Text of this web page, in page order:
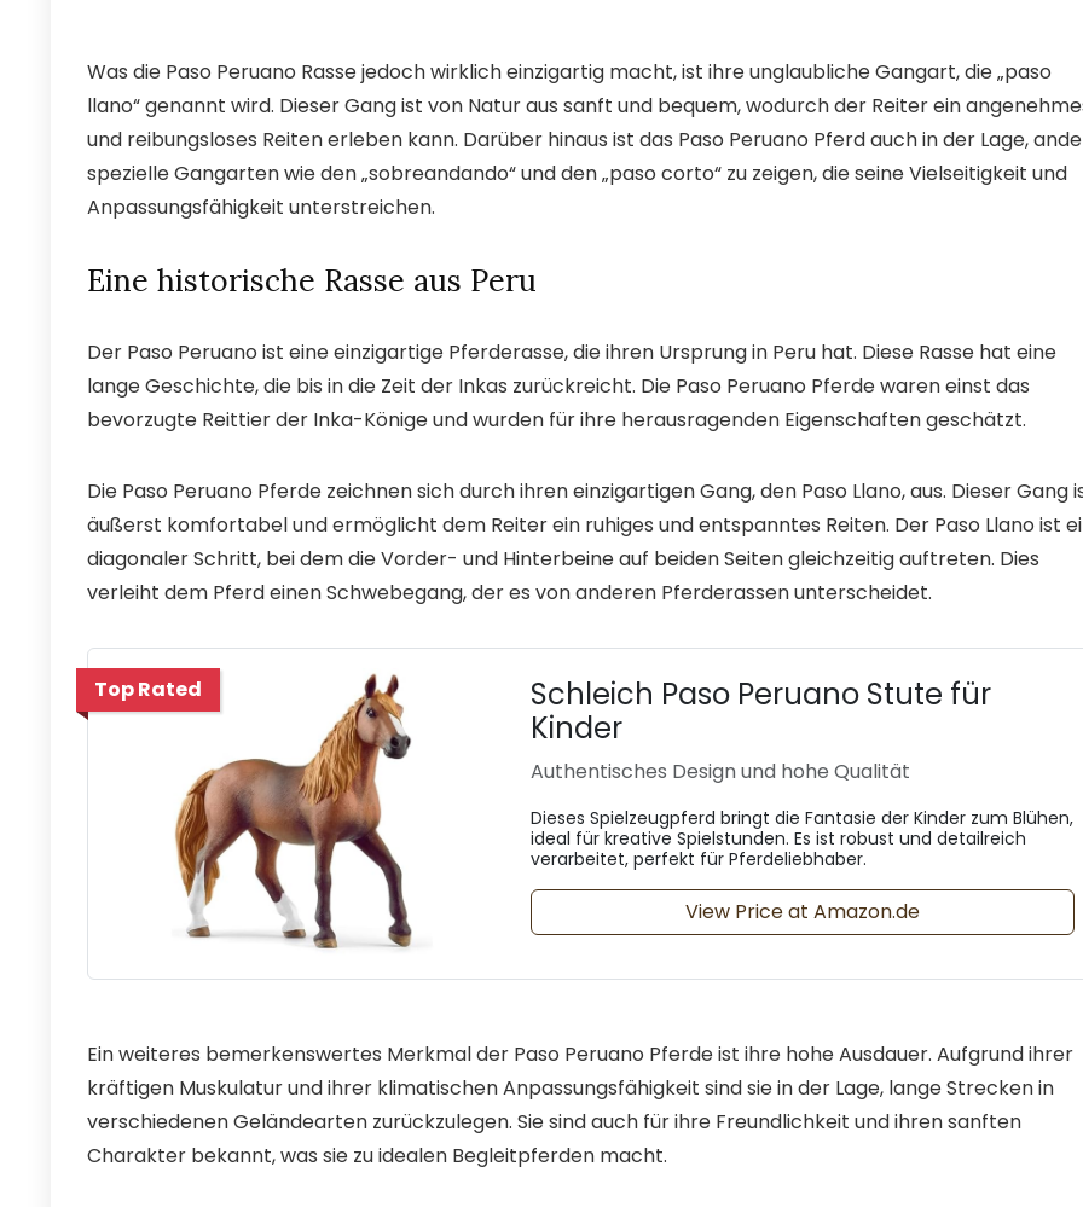
Was die Paso Peruano Rasse jedoch wirklich einzigartig macht, ist ihre unglaubliche Gangart, die „paso
llano“ genannt wird. Dieser Gang ist von Natur aus sanft und bequem, wodurch der Reiter ein
und reibungsloses Reiten erleben kann. Darüber hinaus ist das Paso Peruano Pferd auch in der Lage,
spezielle Gangarten wie den „sobreandando“ und den „paso corto“ zu zeigen, die seine Vielseitigkeit und
Anpassungsfähigkeit unterstreichen.
Eine historische Rasse aus Peru
Der Paso Peruano ist eine einzigartige Pferderasse, die ihren Ursprung in Peru hat. Diese Rasse hat eine
lange Geschichte, die bis in die Zeit der Inkas zurückreicht. Die Paso Peruano Pferde waren einst das
bevorzugte Reittier der Inka-Könige und wurden für ihre herausragenden Eigenschaften geschätzt.
Die Paso Peruano Pferde zeichnen sich durch ihren einzigartigen Gang, den Paso Llano, aus. Dieser Gang
äußerst komfortabel und ermöglicht dem Reiter ein ruhiges und entspanntes Reiten. Der Paso Llano ist
diagonaler Schritt, bei dem die Vorder- und Hinterbeine auf beiden Seiten gleichzeitig auftreten. Dies
verleiht dem Pferd einen Schwebegang, der es von anderen Pferderassen unterscheidet.
Top Rated
Schleich Paso Peruano Stute für
Kinder
Authentisches Design und hohe Qualität
Dieses Spielzeugpferd bringt die Fantasie der Kinder zum Blühen,
ideal für kreative Spielstunden. Es ist robust und detailreich
verarbeitet, perfekt für Pferdeliebhaber.
View Price at Amazon.de
Ein weiteres bemerkenswertes Merkmal der Paso Peruano Pferde ist ihre hohe Ausdauer. Aufgrund ihrer
kräftigen Muskulatur und ihrer klimatischen Anpassungsfähigkeit sind sie in der Lage, lange Strecken in
verschiedenen Geländearten zurückzulegen. Sie sind auch für ihre Freundlichkeit und ihren sanften
Charakter bekannt, was sie zu idealen Begleitpferden macht.